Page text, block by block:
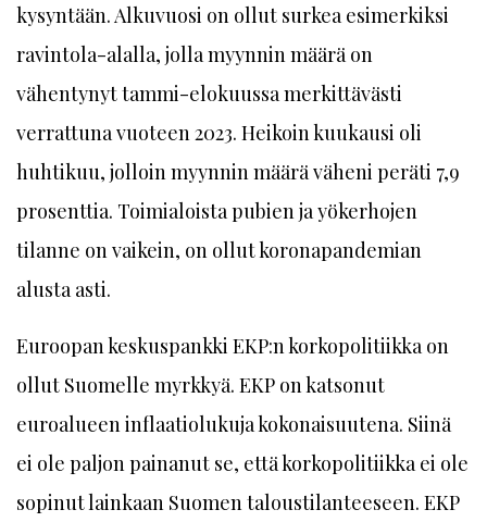
kysyntään. Alkuvuosi on ollut surkea esimerkiksi
ravintola-alalla, jolla myynnin määrä on
vähentynyt tammi-elokuussa merkittävästi
verrattuna vuoteen 2023. Heikoin kuukausi oli
huhtikuu, jolloin myynnin määrä väheni peräti 7,9
prosenttia. Toimialoista pubien ja yökerhojen
tilanne on vaikein, on ollut koronapandemian
alusta asti.
Euroopan keskuspankki EKP:n korkopolitiikka on
ollut Suomelle myrkkyä. EKP on katsonut
euroalueen inflaatiolukuja kokonaisuutena. Siinä
ei ole paljon painanut se, että korkopolitiikka ei ole
sopinut lainkaan Suomen taloustilanteeseen. EKP